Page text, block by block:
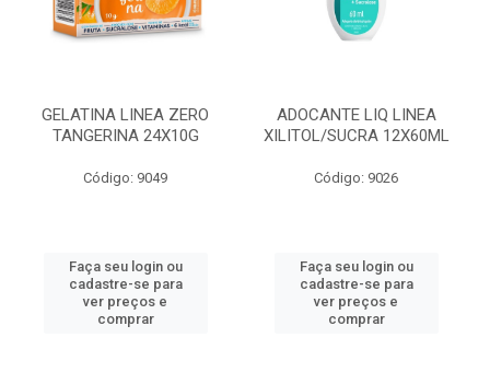
GELATINA LINEA ZERO
TANGERINA 24X10G
Código: 9049
Faça seu login ou
cadastre-se para
ver preços e
comprar
ADOCANTE LIQ LINEA
XILITOL/SUCRA 12X60ML
Código: 9026
Faça seu login ou
cadastre-se para
ver preços e
comprar